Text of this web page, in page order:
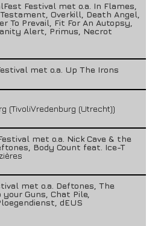
Festival met o.a. In Flames,
Overkill, Death Angel,
To Prevail, Fit For An Autopsy,
Alert, Primus, Necrot
met o.a. Up The Irons
(TivoliVredenburg (Utrecht))
met o.a. Nick Cave & the
Body Count feat. Ice-T
met o.a. Deftones, The
Guns, Chat Pile,
dEUS